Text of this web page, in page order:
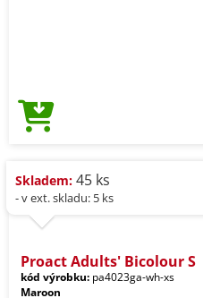
Skladem: 45 ks
- v ext. skladu: 5 ks
Proact Adults' Bicolour S
kód výrobku: pa4023ga-wh-xs
Maroon